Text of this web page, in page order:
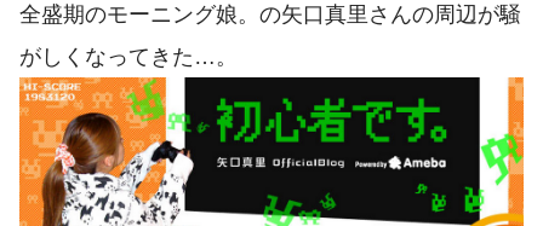
全盛期のモーニング娘。の矢口真里さんの周辺が騒
がしくなってきた…。